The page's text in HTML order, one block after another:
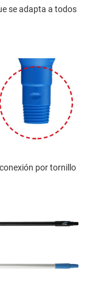
se adapta a todos
por tornillo